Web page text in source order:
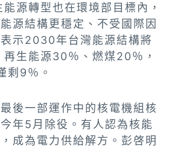
源轉型也在環境部目標內，
源結構更穩定、不受國際因
示2030年台灣能源結構將
生能源30％、燃煤20％，
剩9％。
後一部運作中的核電機組核
年5月除役。有人認為核能
成為電力供給解方。彭啓明